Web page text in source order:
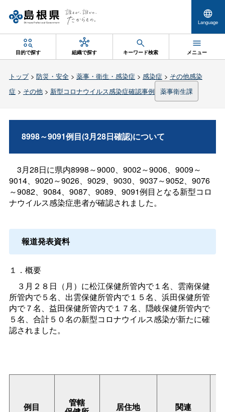
Language
目的で探す 組織で探す キーワード検索 メニュー
トップ> 防災・安全> 薬事・衛生・感染症 > 感染症 > その他感染
症 > その他> 新型コロナウイルス感染症確認事例 薬事衛生課
8998～9091例目(3月28日確認)について
3月28日に県内8998～9000、9002～9006、9009～
9014、9020～9026、9029、9030、9037～9052、9076
～9082、9084、9087、9089、9091例目となる新型コロ
ナウイルス感染症患者が確認されました。
報道発表資料
１．概要
３月２８日（月）に松江保健所管内で１名、雲南保健
所管内で５名、出雲保健所管内で１５名、浜田保健所管
内で７名、益田保健所管内で１７名、隠岐保健所管内で
５名、合計５０名の新型コロナウイルス感染が新たに確
認されました。
例目 管轄 居住地 関連